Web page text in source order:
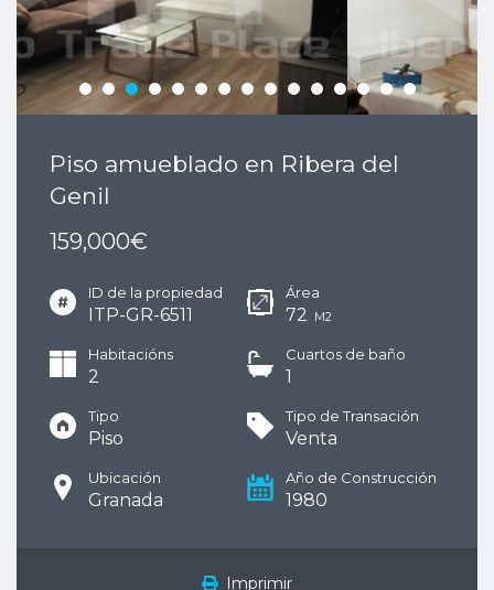
Piso amueblado en Ribera del
Genil
159,000€
ID de la propiedad
ITP-GR-6511
Área
72 M2
Habitacións
2
Cuartos de baño
1
Tipo
Piso
Tipo de Transación
Venta
Ubicación
Granada
Año de Construcción
1980
Imprimir